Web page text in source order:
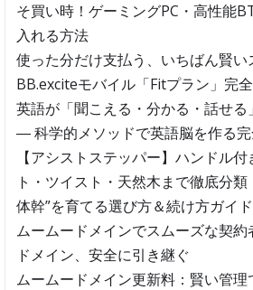
そ買い時！ゲーミングPC・高性能
入れる方法
使った分だけ支払う、いちばん賢い
BB.exciteモバイル「Fitプラン」完
英語が「聞こえる・分かる・話せ
― 科学的メソッドで英語脳を作る
【アシストステッパー】ハンドル
ト・ツイスト・天然木まで徹底分類
体幹”を育てる選び方＆続け方ガイド
ムームードメインでスムーズな契
ドメイン、安全に引き継ぐ
ムームードメイン更新料：賢い管理